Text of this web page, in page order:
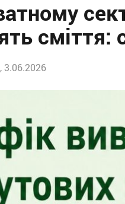
сміття:
3.06.2026